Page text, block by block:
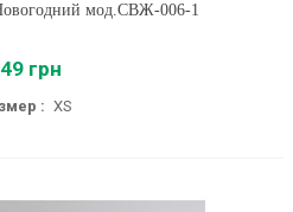
мод.СВЖ-006-1
грн
: XS